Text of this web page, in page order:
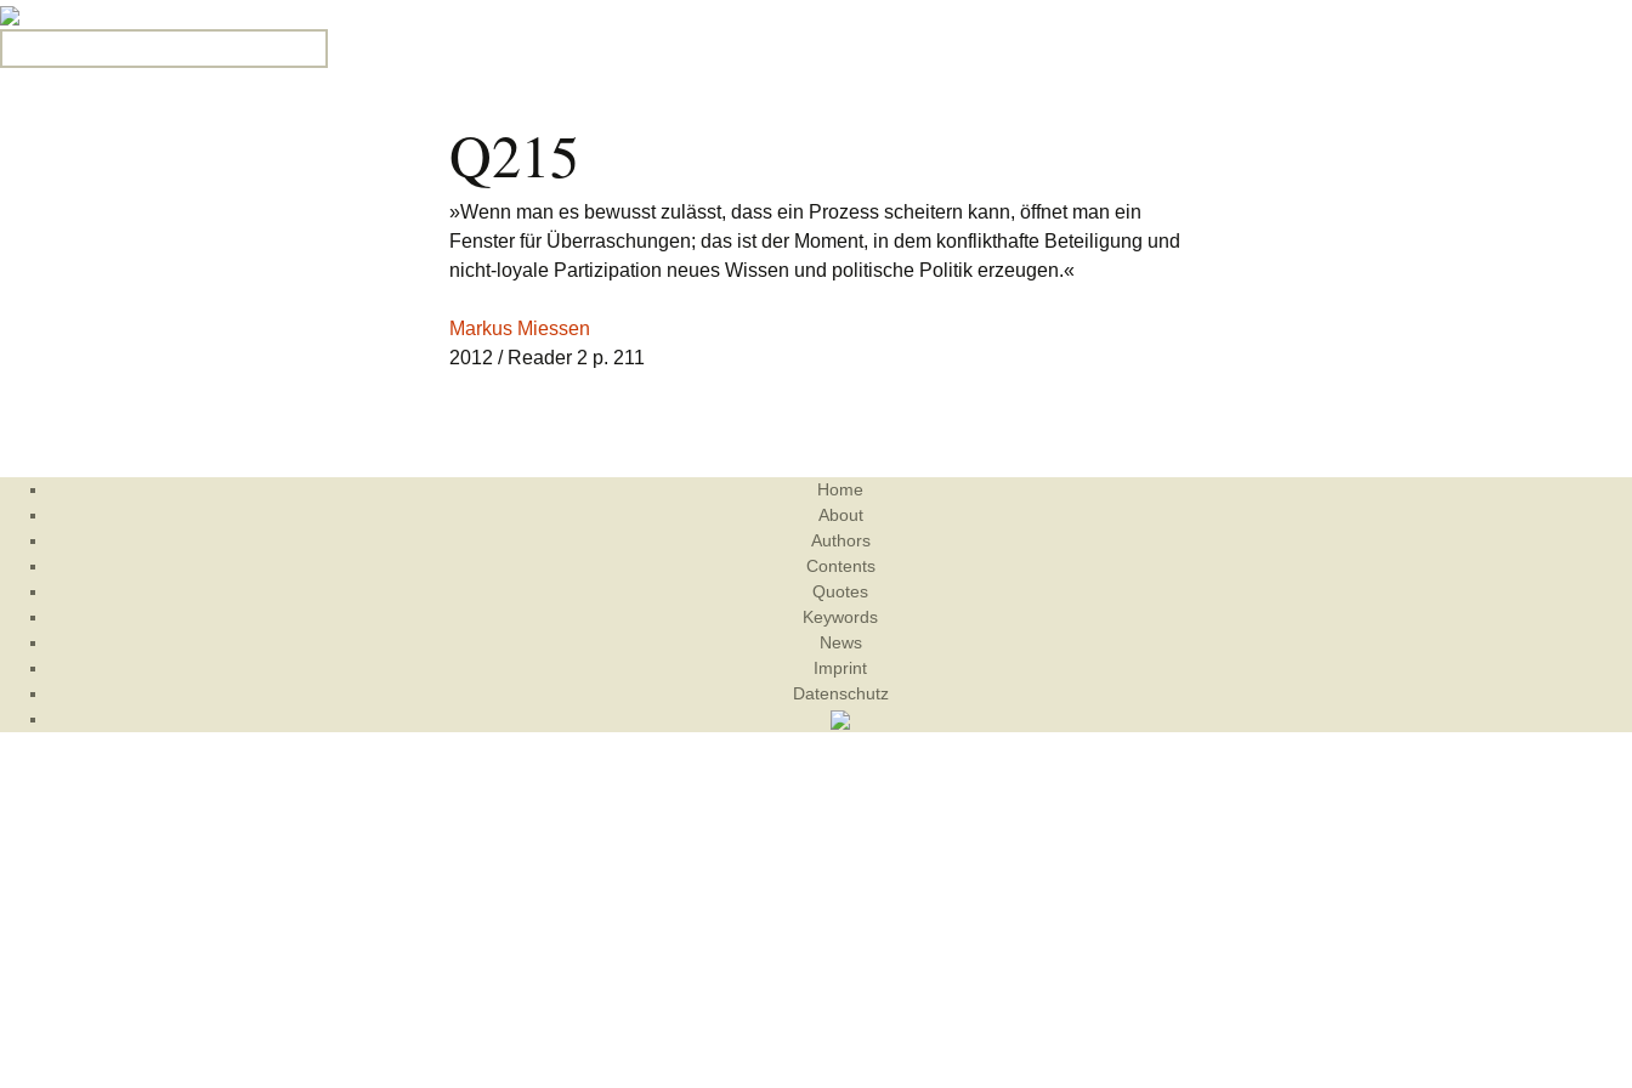
Q215
»Wenn man es bewusst zulässt, dass ein Prozess scheitern kann, öffnet man ein
Fenster für Überraschungen; das ist der Moment, in dem konflikthafte Beteiligung und
nicht-loyale Partizipation neues Wissen und politische Politik erzeugen.«
Markus Miessen
2012 / Reader 2 p. 211
Home
About
Authors
Contents
Quotes
Keywords
News
Imprint
Datenschutz